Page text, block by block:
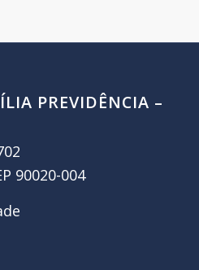
PREVIDÊNCIA –
90020-004